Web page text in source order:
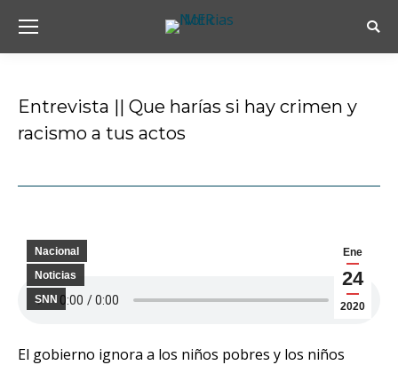
Entrevista || Que harías si hay crimen y
racismo a tus actos
Ene
24
2020
Nacional
Noticias
SNN
El gobierno ignora a los niños pobres y los niños